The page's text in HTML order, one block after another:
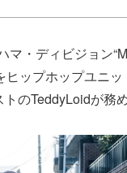
マ・ディビジョン
ップホップユニッ
のTeddyLoidが務め